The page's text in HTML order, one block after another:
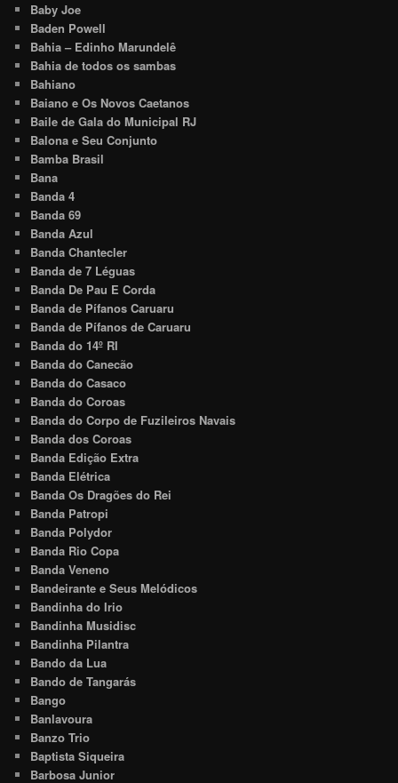
Baby Joe
Baden Powell
Bahia – Edinho Marundelê
Bahia de todos os sambas
Bahiano
Baiano e Os Novos Caetanos
Baile de Gala do Municipal RJ
Balona e Seu Conjunto
Bamba Brasil
Bana
Banda 4
Banda 69
Banda Azul
Banda Chantecler
Banda de 7 Léguas
Banda De Pau E Corda
Banda de Pífanos Caruaru
Banda de Pífanos de Caruaru
Banda do 14º RI
Banda do Canecão
Banda do Casaco
Banda do Coroas
Banda do Corpo de Fuzileiros Navais
Banda dos Coroas
Banda Edição Extra
Banda Elétrica
Banda Os Dragões do Rei
Banda Patropi
Banda Polydor
Banda Rio Copa
Banda Veneno
Bandeirante e Seus Melódicos
Bandinha do Irio
Bandinha Musidisc
Bandinha Pilantra
Bando da Lua
Bando de Tangarás
Bango
Banlavoura
Banzo Trio
Baptista Siqueira
Barbosa Junior